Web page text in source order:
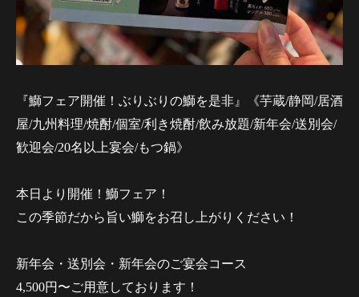
『鰤フェア開催！ぶりぶりの鰤を是非』《芋蔵/静岡/居酒
屋/九州料理/焼酎/個室/利き焼酎/飲み放題/新年会/送別会/
歓迎会/20名以上宴会/もつ鍋》
本日より開催！鰤フェア！
この季節だから旨い鰤をお召し上がりください！
新年会・送別会・新年会のご宴会コース
4,500円〜ご用意しております！